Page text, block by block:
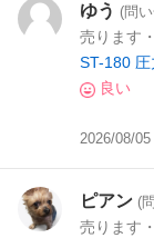
ゆう (問
売ります
ST-180
良い
2026/08/
ピアン (
売ります